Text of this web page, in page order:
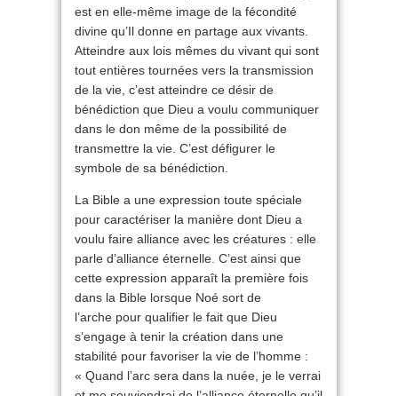
est en elle-même image de la fécondité
divine qu’Il donne en partage aux vivants.
Atteindre aux lois mêmes du vivant qui sont
tout entières tournées vers la transmission
de la vie, c’est atteindre ce désir de
bénédiction que Dieu a voulu communiquer
dans le don même de la possibilité de
transmettre la vie. C’est défigurer le
symbole de sa bénédiction.
La Bible a une expression toute spéciale
pour caractériser la manière dont Dieu a
voulu faire alliance avec les créatures : elle
parle d’alliance éternelle. C’est ainsi que
cette expression apparaît la première fois
dans la Bible lorsque Noé sort de
l’arche pour qualifier le fait que Dieu
s’engage à tenir la création dans une
stabilité pour favoriser la vie de l’homme :
« Quand l’arc sera dans la nuée, je le verrai